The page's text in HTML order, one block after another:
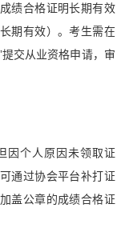
绩合格证明长期有效
期有效）。考生需在
交从业资格申请，审
因个人原因未领取证
通过协会平台补打证
盖公章的成绩合格证